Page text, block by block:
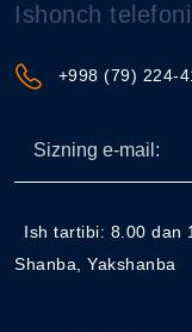
Ishonch
+998 (79) 224-
Ish tartibi: 8.00 dan
Shanba, Yakshanba